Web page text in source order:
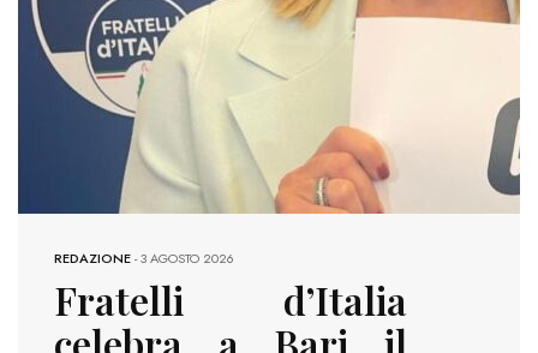
REDAZIONE-3 AGOSTO 2026
Fratelli d’Italia
celebra a Bari il